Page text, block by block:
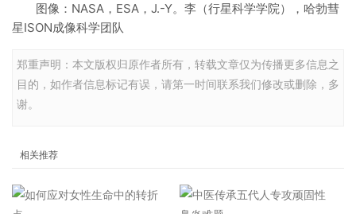
图像：NASA，ESA，J.-Y。李（行星科学学院），哈勃彗
星ISON成像科学团队
郑重声明：本文版权归原作者所有，转载文章仅为传播更多信息之
目的，如作者信息标记有误，请第一时间联系我们修改或删除，多
谢。
相关推荐